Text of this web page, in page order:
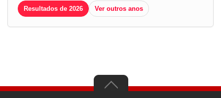
Resultados de 2026 Ver outros anos